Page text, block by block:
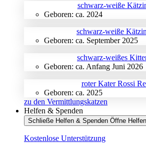
schwarz-weiße
Geboren: ca. 2024
schwarz-weiße
Geboren: ca. September 2025
schwarz-weißes
Geboren: ca. Anfang Juni 2026
roter Kater Rossi
Geboren: ca. 2025
zu den Vermittlungskatzen
Helfen & Spenden
Schließe Helfen & Spenden Öffne
Kostenlose Unterstützung